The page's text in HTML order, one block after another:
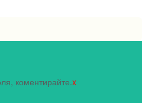
коментирайте.x